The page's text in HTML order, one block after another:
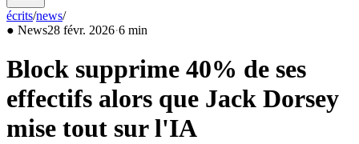
écrits/news/2026/02
● News28 févr. 2026·6 min
Block supprime 40% de ses
effectifs alors que Jack Dorsey
mise tout sur l'IA